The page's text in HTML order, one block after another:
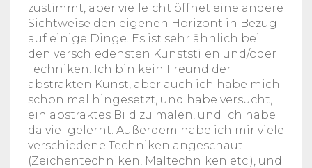
zustimmt, aber vielleicht öffnet eine andere
Sichtweise den eigenen Horizont in Bezug
auf einige Dinge. Es ist sehr ähnlich bei
den verschiedensten Kunststilen und/oder
Techniken. Ich bin kein Freund der
abstrakten Kunst, aber auch ich habe mich
schon mal hingesetzt, und habe versucht,
ein abstraktes Bild zu malen, und ich habe
da viel gelernt. Außerdem habe ich mir viele
verschiedene Techniken angeschaut
(Zeichentechniken, Maltechniken etc.), und